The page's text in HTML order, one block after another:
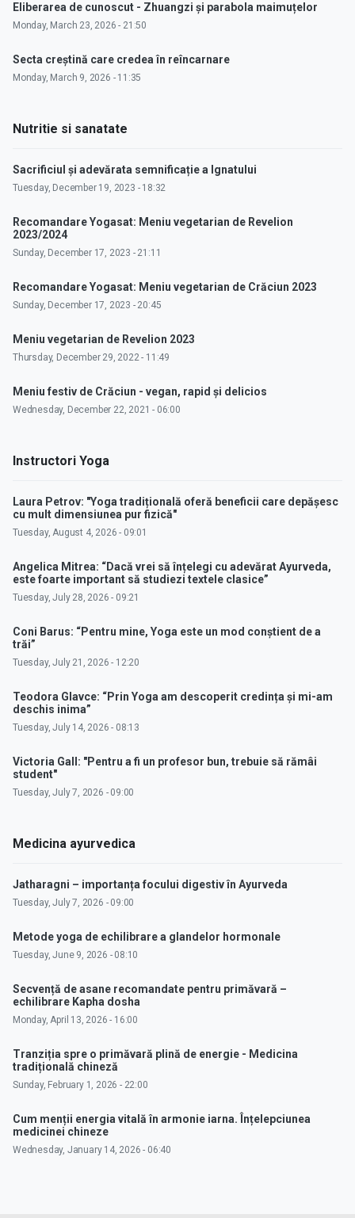
Eliberarea de cunoscut - Zhuangzi și parabola maimuțelor
Monday, March 23, 2026 - 21:50
Secta creștină care credea în reîncarnare
Monday, March 9, 2026 - 11:35
Nutritie si sanatate
Sacrificiul și adevărata semnificație a Ignatului
Tuesday, December 19, 2023 - 18:32
Recomandare Yogasat: Meniu vegetarian de Revelion
2023/2024
Sunday, December 17, 2023 - 21:11
Recomandare Yogasat: Meniu vegetarian de Crăciun 2023
Sunday, December 17, 2023 - 20:45
Meniu vegetarian de Revelion 2023
Thursday, December 29, 2022 - 11:49
Meniu festiv de Crăciun - vegan, rapid și delicios
Wednesday, December 22, 2021 - 06:00
Instructori Yoga
Laura Petrov: "Yoga tradițională oferă beneficii care depășesc
cu mult dimensiunea pur fizică"
Tuesday, August 4, 2026 - 09:01
Angelica Mitrea: “Dacă vrei să înțelegi cu adevărat Ayurveda,
este foarte important să studiezi textele clasice”
Tuesday, July 28, 2026 - 09:21
Coni Barus: “Pentru mine, Yoga este un mod conștient de a
trăi”
Tuesday, July 21, 2026 - 12:20
Teodora Glavce: “Prin Yoga am descoperit credința și mi-am
deschis inima”
Tuesday, July 14, 2026 - 08:13
Victoria Gall: "Pentru a fi un profesor bun, trebuie să rămâi
student"
Tuesday, July 7, 2026 - 09:00
Medicina ayurvedica
Jatharagni – importanța focului digestiv în Ayurveda
Tuesday, July 7, 2026 - 09:00
Metode yoga de echilibrare a glandelor hormonale
Tuesday, June 9, 2026 - 08:10
Secvență de asane recomandate pentru primăvară –
echilibrare Kapha dosha
Monday, April 13, 2026 - 16:00
Tranziția spre o primăvară plină de energie - Medicina
tradițională chineză
Sunday, February 1, 2026 - 22:00
Cum menții energia vitală în armonie iarna. Înțelepciunea
medicinei chineze
Wednesday, January 14, 2026 - 06:40